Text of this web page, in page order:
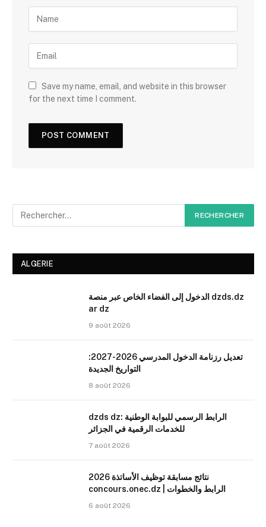
Save my name, email, and website in this browser
for the next time I comment.
ALGERIE
الدخول إلى الفضاء الخاص عبر منصة dzds.dz
ar dz
9 août 2026
تعديل رزنامة الدخول المدرسي 2026-2027:
التواريخ الجديدة
8 août 2026
dzds dz: الرابط الرسمي للبوابة الوطنية
للخدمات الرقمية في الجزائر
7 août 2026
نتائج مسابقة توظيف الأساتذة 2026
concours.onec.dz | الرابط والخطوات
6 août 2026